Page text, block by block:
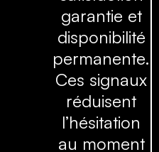
garantie et
disponibilité
permanente.
Ces signaux
réduisent
l’hésitation
au moment